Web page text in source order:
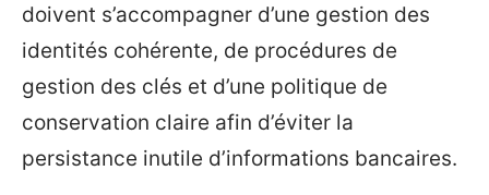
doivent s’accompagner d’une gestion des
identités cohérente, de procédures de
gestion des clés et d’une politique de
conservation claire afin d’éviter la
persistance inutile d’informations bancaires.